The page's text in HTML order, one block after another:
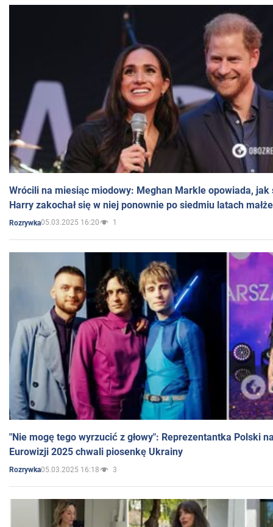
Wrócili na miesiąc miodowy: Meghan Markle opowiada, jak
Harry zakochał się w niej ponownie po siedmiu latach
Rozrywka05.03.2025 16:20 1
"Nie mogę tego wyrzucić z głowy": Reprezentantka Polski
Eurowizji 2025 chwali piosenkę Ukrainy
Rozrywka05.03.2025 16:18 3